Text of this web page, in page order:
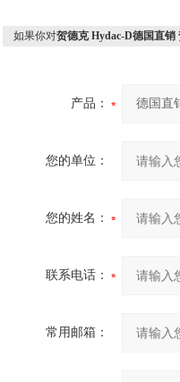
如果你对贺德克 Hydac-D德国直销
产品：
您的单位：
您的姓名：
联系电话：
常用邮箱：